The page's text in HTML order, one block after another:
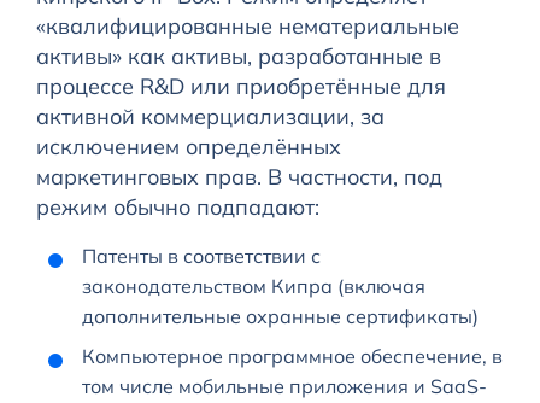
«квалифицированные нематериальные
активы» как активы, разработанные в
процессе R&D или приобретённые для
активной коммерциализации, за
исключением определённых
маркетинговых прав. В частности, под
режим обычно подпадают:
Патенты в соответствии с
законодательством Кипра (включая
дополнительные охранные сертификаты)
Компьютерное программное обеспечение, в
том числе мобильные приложения и SaaS-